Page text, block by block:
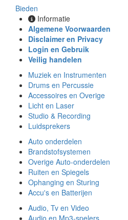
Bieden
Informatie
Algemene Voorwaarden
Disclaimer en Privacy
Login en Gebruik
Veilig handelen
Muziek en Instrumenten
Drums en Percussie
Accessoires en Overige
Licht en Laser
Studio & Recording
Luidsprekers
Auto onderdelen
Brandstofsystemen
Overige Auto-onderdelen
Ruiten en Spiegels
Ophanging en Sturing
Accu's en Batterijen
Audio, Tv en Video
Audio en Mp3-spelers